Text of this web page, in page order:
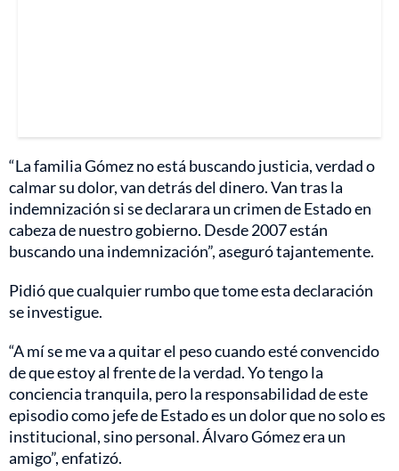
“La familia Gómez no está buscando justicia, verdad o
calmar su dolor, van detrás del dinero. Van tras la
indemnización si se declarara un crimen de Estado en
cabeza de nuestro gobierno. Desde 2007 están
buscando una indemnización”, aseguró tajantemente.
Pidió que cualquier rumbo que tome esta declaración
se investigue.
“A mí se me va a quitar el peso cuando esté convencido
de que estoy al frente de la verdad. Yo tengo la
conciencia tranquila, pero la responsabilidad de este
episodio como jefe de Estado es un dolor que no solo es
institucional, sino personal. Álvaro Gómez era un
amigo”, enfatizó.